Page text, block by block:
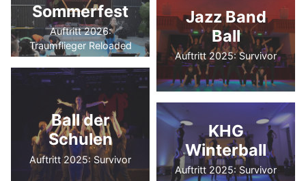
Sommerfest
Auftritt 2026:
Traumflieger Reloaded
Jazz Band
Ball
Auftritt 2025: Survivor
Ball der
Schulen
Auftritt 2025: Survivor
KHG
Winterball
Auftritt 2025: Survivor